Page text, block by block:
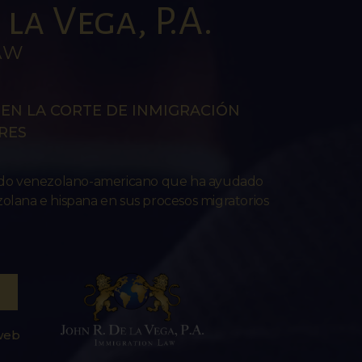
Vega, P.A.
LA CORTE DE INMIGRACIÓN
venezolano-americano que ha ayudado
e hispana en sus procesos migratorios